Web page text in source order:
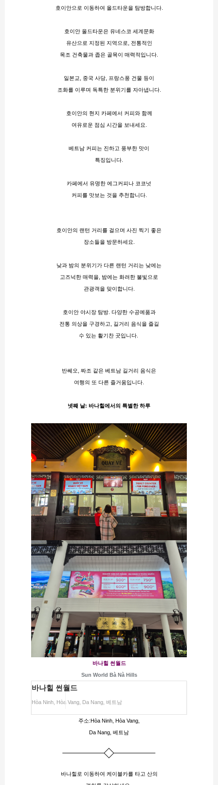
호이안으로 이동하여 올드타운을 탐방합니다​​.
호이안 올드타운은 유네스코 세계문화
유산으로 지정된 지역으로, 전통적인
목조 건축물과 좁은 골목이 매력적입니다.
일본교, 중국 사당, 프랑스풍 건물 등이
조화를 이루며 독특한 분위기를 자아냅니다.
호이안의 현지 카페에서 커피와 함께
여유로운 점심 시간을 보내세요.
베트남 커피는 진하고 풍부한 맛이
특징입니다.
카페에서 유명한 에그커피나 코코넛
커피를 맛보는 것을 추천합니다.
호이안의 랜턴 거리를 걸으며 사진 찍기 좋은
장소들을 방문하세요.
낮과 밤의 분위기가 다른 랜턴 거리는 낮에는
고즈넉한 매력을, 밤에는 화려한 불빛으로
관광객을 맞이합니다.
호이안 야시장 탐방​​. 다양한 수공예품과
전통 의상을 구경하고, 길거리 음식을 즐길
수 있는 활기찬 곳입니다.
반쎄오, 짜조 같은 베트남 길거리 음식은
여행의 또 다른 즐거움입니다.
넷째 날: 바나힐에서의 특별한 하루
바나힐 썬월드
Sun World Bà Nà Hills
바나힐 썬월드
Hòa Ninh, Hòa Vang, Da Nang, 베트남
주소:Hòa Ninh, Hòa Vang,
Da Nang, 베트남
바나힐로 이동하여 케이블카를 타고 산의